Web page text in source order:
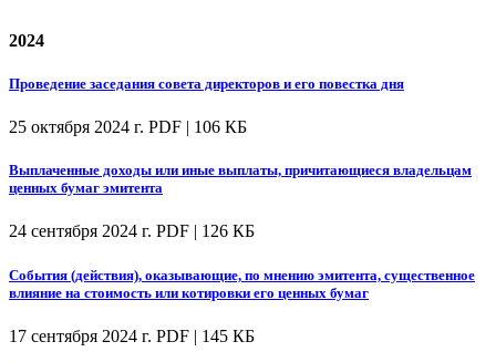
2024
Проведение заседания совета директоров и его повестка дня
25 октября 2024 г. PDF | 106 КБ
Выплаченные доходы или иные выплаты, причитающиеся владельцам
ценных бумаг эмитента
24 сентября 2024 г. PDF | 126 КБ
События (действия), оказывающие, по мнению эмитента, существенное
влияние на стоимость или котировки его ценных бумаг
17 сентября 2024 г. PDF | 145 КБ